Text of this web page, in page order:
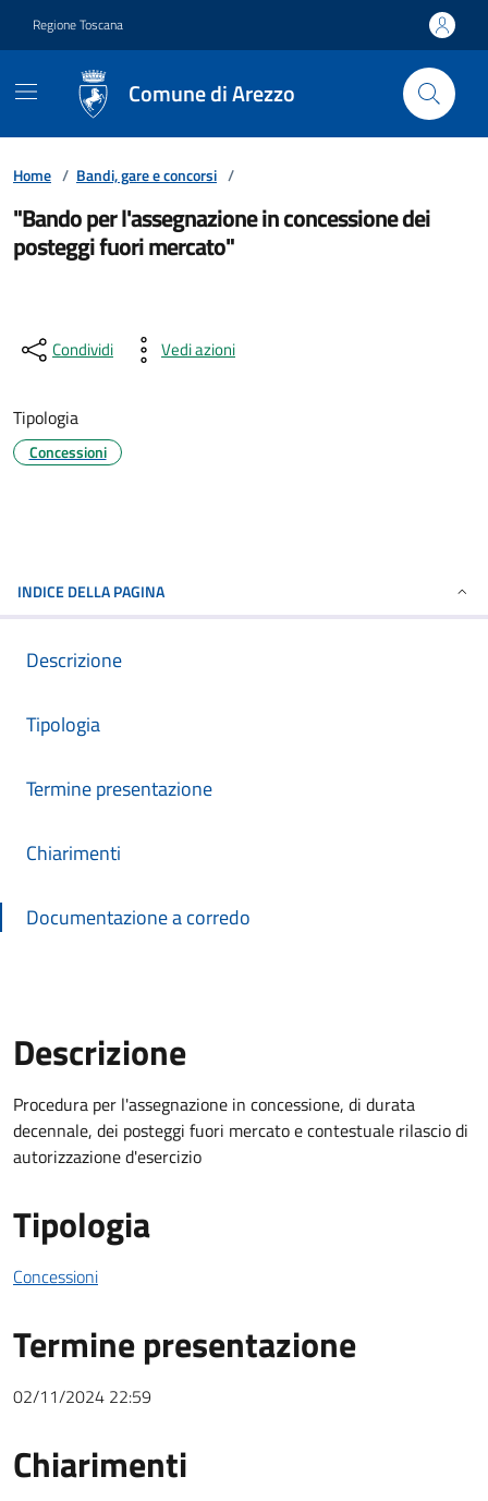
Regione Toscana
Comune di Arezzo
Home / Bandi, gare e concorsi /
"Bando per l'assegnazione in concessione dei
posteggi fuori mercato"
Condividi Vedi azioni
Tipologia
Concessioni
INDICE DELLA PAGINA
Descrizione
Tipologia
Termine presentazione
Chiarimenti
Documentazione a corredo
Descrizione
Descrizione Bando
Procedura per l'assegnazione in concessione, di durata
decennale, dei posteggi fuori mercato e contestuale rilascio di
autorizzazione d'esercizio
Tipologia
Concessioni
Termine presentazione
02/11/2024 22:59
Chiarimenti